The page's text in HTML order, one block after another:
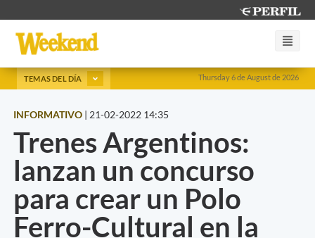
Thursday 6 de August de 2026
TEMAS DEL DÍA
INFORMATIVO | 21-02-2022 14:35
Trenes Argentinos:
lanzan un concurso
para crear un Polo
Ferro-Cultural en la